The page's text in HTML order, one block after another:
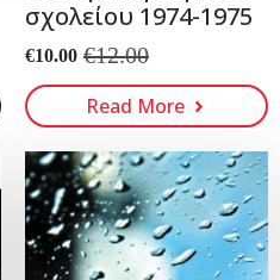
σχολείου 1974-1975
€12.00
Original
price
was:
€12.00.
€10.00
Current
price
is:
€10.00.
Read More